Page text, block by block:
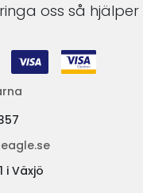
oss så
i Växjö